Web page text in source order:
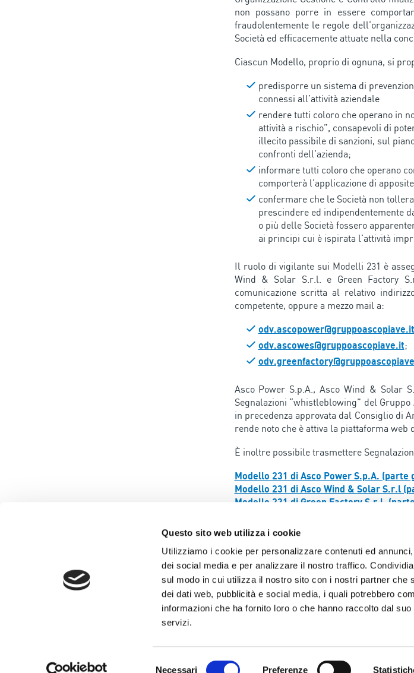
Questo sito web utilizza i cookie
Utilizziamo i cookie per personalizzare contenuti ed
dei social media e per analizzare il nostro traffico.
sul modo in cui utilizza il nostro sito con i nostri partner che
dei dati web, pubblicità e social media, i quali potrebbero
informazioni che ha fornito loro o che hanno raccolto dal
servizi.
Necessari Preferenze
non possano porre in essere
fraudolentemente le regole
Società ed efficacemente attuate nella
Ciascun Modello, proprio di ognuna, si
predisporre un sistema di
connessi all’attività aziendale
rendere tutti coloro che operano in
attività a rischio”, consapevoli di
illecito passibile di sanzioni, sul
confronti dell’azienda;
informare tutti coloro che operano
comporterà l’applicazione di
confermare che le Società non
prescindere ed indipendentemente
o più delle Società fossero
ai principi cui è ispirata l’attività
Il ruolo di vigilante sui Modelli 231 è
Wind & Solar S.r.l. e Green Factory
comunicazione scritta al relativo
competente, oppure a mezzo mail a:
odv.ascopower@gruppoascopiave.it
odv.ascowes@gruppoascopiave.it;
Asco Power S.p.A., Asco Wind & Solar
Segnalazioni “whistleblowing” del
in precedenza approvata dal Consiglio di
rende noto che è attiva la piattaforma
È inoltre possibile trasmettere
Modello 231 di Asco Power S.p.A. (parte
Modello 231 di Asco Wind & Solar S.r.l
Modello 231 di Green Factory S.r.l.
Procedura di gestione delle Segnalazioni
Via Verizzo, 1030 - 31053 Pieve di Soligo (TV)
C.F. - P.IVA – R.I. (TV-BL) 03038580241